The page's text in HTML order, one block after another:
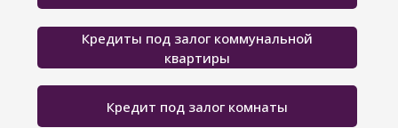
Кредит под залог комнаты
Кредиты под залог коммунальной
квартиры